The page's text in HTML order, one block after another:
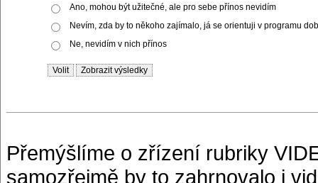
Ano, mohou být užitečné, ale pro sebe přínos nevidím
Nevím, zda by to někoho zajímalo, já se orientuji v programu
Ne, nevidím v nich přínos
Přemýšlíme o zřízení rubriky
samozřejmě by to zahrnovalo i